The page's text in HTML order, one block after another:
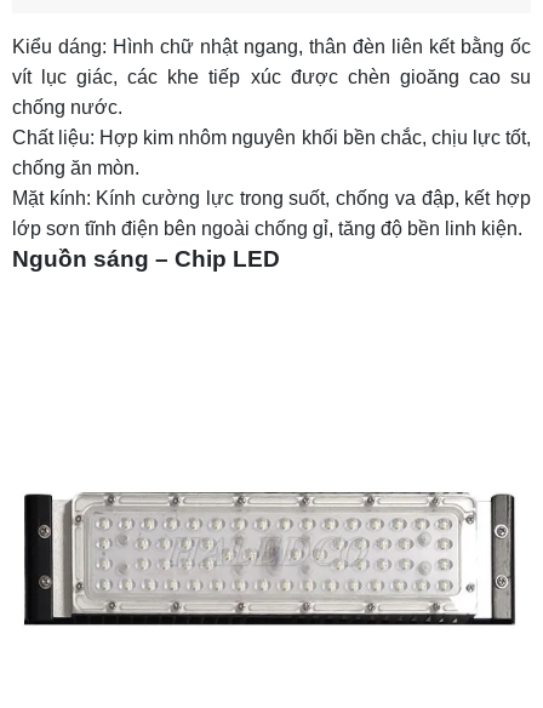
Kiểu dáng: Hình chữ nhật ngang, thân đèn liên kết bằng ốc
vít lục giác, các khe tiếp xúc được chèn gioăng cao su
chống nước.
Chất liệu: Hợp kim nhôm nguyên khối bền chắc, chịu lực tốt,
chống ăn mòn.
Mặt kính: Kính cường lực trong suốt, chống va đập, kết hợp
lớp sơn tĩnh điện bên ngoài chống gỉ, tăng độ bền linh kiện.
Nguồn sáng – Chip LED